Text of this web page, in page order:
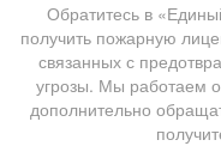
Обратитесь в
получить пожарную
связанных с
угрозы. Мы работаем
дополнительно